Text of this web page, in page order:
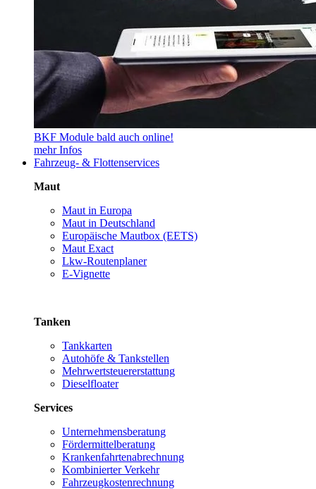
BKF Module bald auch online!
mehr Infos
Fahrzeug- & Flottenservices
Maut
Maut in Europa
Maut in Deutschland
Europäische Mautbox (EETS)
Maut Exact
Lkw-Routenplaner
E-Vignette
Tanken
Tankkarten
Autohöfe & Tankstellen
Mehrwertsteuererstattung
Dieselfloater
Services
Unternehmensberatung
Fördermittelberatung
Krankenfahrtenabrechnung
Kombinierter Verkehr
Fahrzeugkostenrechnung